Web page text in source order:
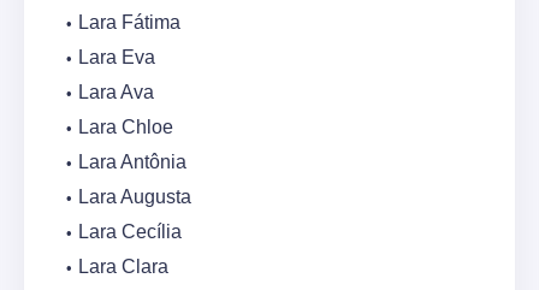
Lara Fátima
Lara Eva
Lara Ava
Lara Chloe
Lara Antônia
Lara Augusta
Lara Cecília
Lara Clara